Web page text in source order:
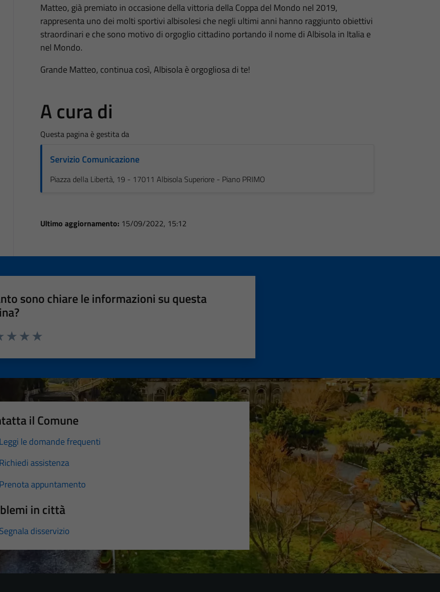
Matteo, già premiato in occasione della vittoria della Coppa del Mondo nel 2019,
rappresenta uno dei molti sportivi albisolesi che negli ultimi anni hanno raggiunto obiettivi
straordinari e che sono motivo di orgoglio cittadino portando il nome di Albisola in Italia e
nel Mondo.
Grande Matteo, continua così, Albisola è orgogliosa di te!
A cura di
Questa pagina è gestita da
Servizio Comunicazione
Piazza della Libertà, 19 - 17011 Albisola Superiore - Piano PRIMO
Ultimo aggiornamento: 15/09/2022, 15:12
sono chiare le informazioni su questa
il Comune
Leggi le domande frequenti
Richiedi assistenza
Prenota appuntamento
in città
Segnala disservizio